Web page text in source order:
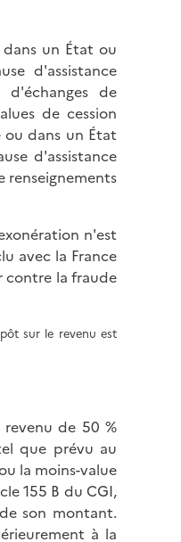
un État ou
d'assistance
de
de cession
dans un État
d'assistance
renseignements
n'est
avec la France
contre la fraude
sur le revenu est
de 50 %
que prévu au
la moins-value
155 B du CGI,
son montant.
à la